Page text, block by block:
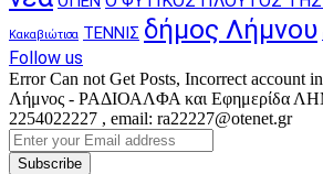
Κακαβιώτισα ΤΕΝΝΙΣ δήμος Λήμνου
Follow us
Error Can not Get Posts, Incorrect account
Λήμνος - ΡΑΔΙΟΑΛΦΑ και Εφημερίδα
2254022227 , email: ra22227@otenet.gr
Enter
your